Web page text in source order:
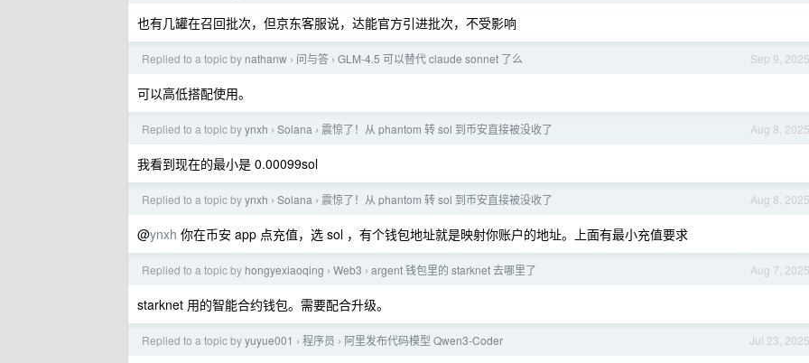
也有几罐在召回批次，但京东客服说，达能官方引进批次，不受影响
Sep 9, 2025
Replied to a topic by nathanw › 问与答 › GLM‑4.5 可以替代 claude sonnet 了么
可以高低搭配使用。
Aug 8, 2025
Replied to a topic byynxh › Solana › 震惊了！从 phantom 转 sol 到币安直接被没收了
我看到现在的最小是 0.00099sol
Aug 8, 2025
Replied to a topic byynxh › Solana › 震惊了！从 phantom 转 sol 到币安直接被没收了
@ynxh 你在币安 app 点充值，选 sol ，有个钱包地址就是映射你账户的地址。上面有最小充值要求
Aug 7, 2025
Replied to a topic by hongyexiaoqing › Web3 › argent 钱包里的 starknet 去哪里了
starknet 用的智能合约钱包。需要配合升级。
Jul 23, 2025
Replied to a topic byyuyue001 › 程序员 › 阿里发布代码模型 Qwen3-Coder